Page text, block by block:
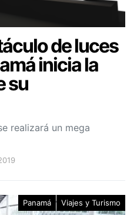
de luces
inicia la
su
realizará un mega
Panamá Viajes y Turismo